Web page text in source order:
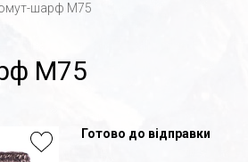
шарф M75
M75
Готово до відправки